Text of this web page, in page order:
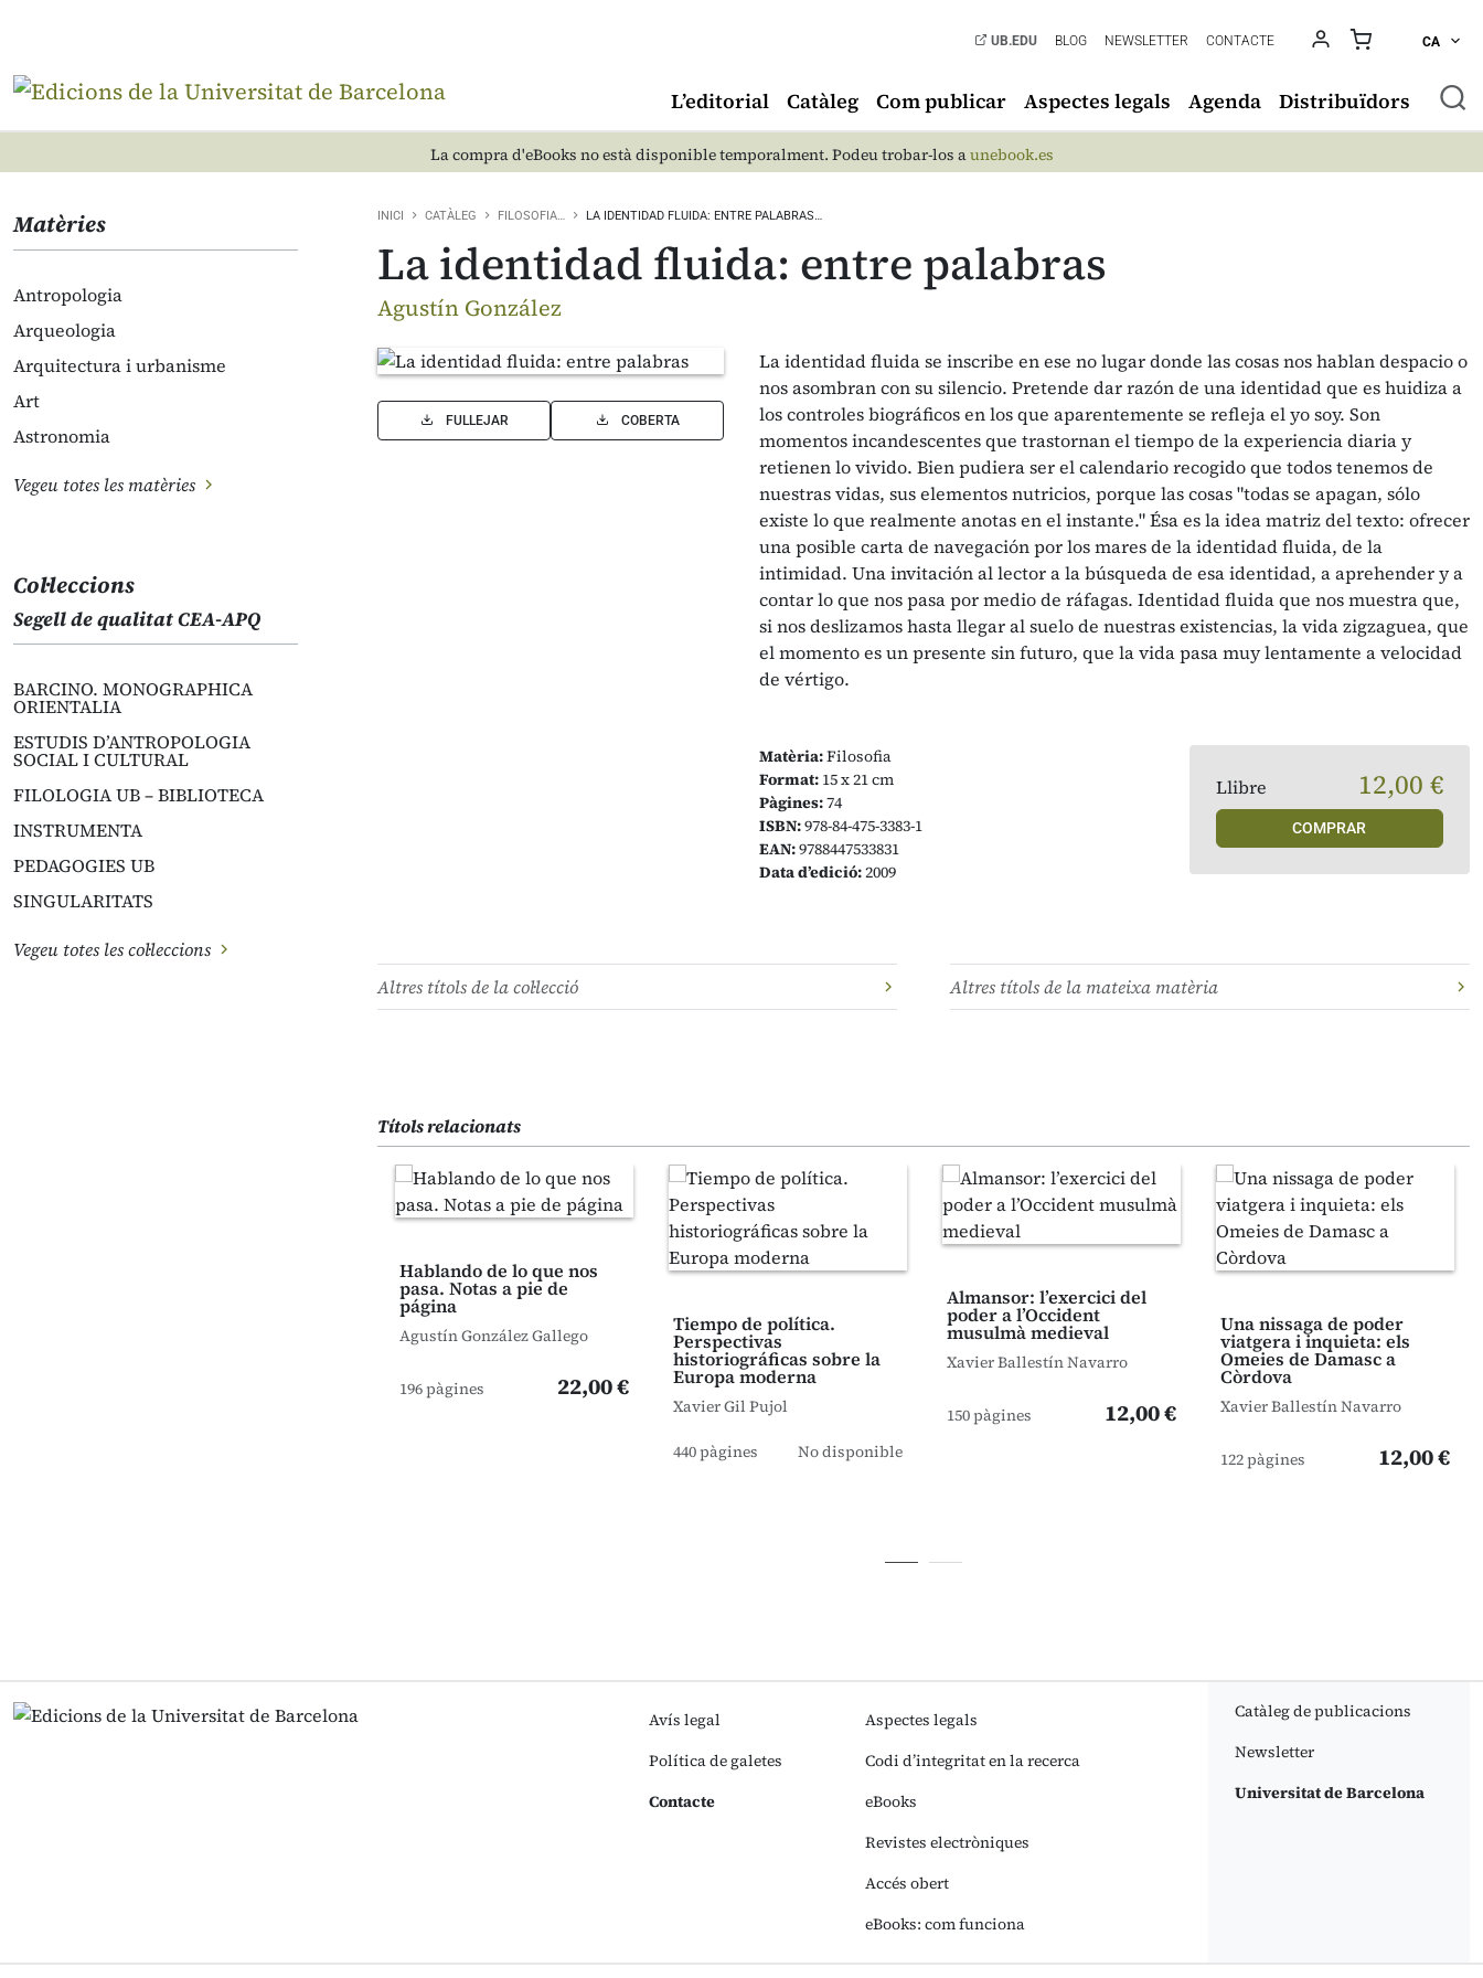
UB.EDU BLOG NEWSLETTER CONTACTE CA
L’editorial Catàleg Com publicar Aspectes legals Agenda Distribuïdors
La compra d'eBooks no està disponible temporalment. Podeu trobar-los aunebook.es
Matèries
Antropologia
Arqueologia
Arquitectura i urbanisme
Art
Astronomia
Vegeu totes les matèries
Col·leccions
Segell de qualitat CEA-APQ
BARCINO. MONOGRAPHICA
ORIENTALIA
ESTUDIS D’ANTROPOLOGIA
SOCIAL I CULTURAL
FILOLOGIA UB – BIBLIOTECA
INSTRUMENTA
PEDAGOGIES UB
SINGULARITATS
Vegeu totes les col·leccions
INICI CATÀLEG FILOSOFIA… LA IDENTIDAD FLUIDA: ENTRE PALABRAS…
La identidad fluida: entre palabras
Agustín González
FULLEJAR COBERTA
La identidad fluida se inscribe en ese no lugar donde las cosas nos hablan despacio o
nos asombran con su silencio. Pretende dar razón de una identidad que es huidiza a
los controles biográficos en los que aparentemente se refleja el yo soy. Son
momentos incandescentes que trastornan el tiempo de la experiencia diaria y
retienen lo vivido. Bien pudiera ser el calendario recogido que todos tenemos de
nuestras vidas, sus elementos nutricios, porque las cosas "todas se apagan, sólo
existe lo que realmente anotas en el instante." Ésa es la idea matriz del texto: ofrecer
una posible carta de navegación por los mares de la identidad fluida, de la
intimidad. Una invitación al lector a la búsqueda de esa identidad, a aprehender y a
contar lo que nos pasa por medio de ráfagas. Identidad fluida que nos muestra que,
si nos deslizamos hasta llegar al suelo de nuestras existencias, la vida zigzaguea, que
el momento es un presente sin futuro, que la vida pasa muy lentamente a velocidad
de vértigo.
Matèria:Filosofia
Format: 15 x 21 cm
Pàgines:74
ISBN:978-84-475-3383-1
EAN:9788447533831
Data d’edició:2009
Llibre 12,00 €
COMPRAR
Altres títols de la col·lecció Altres títols de la mateixa matèria
Títols relacionats
Hablando de lo que nos
pasa. Notas a pie de
página
Agustín González Gallego
196 pàgines 22,00 €
Tiempo de política.
Perspectivas
historiográficas sobre la
Europa moderna
Xavier Gil Pujol
440 pàgines No disponible
Almansor: l’exercici del
poder a l’Occident
musulmà medieval
Xavier Ballestín Navarro
150 pàgines 12,00 €
Una nissaga de poder
viatgera i inquieta: els
Omeies de Damasc a
Còrdova
Xavier Ballestín Navarro
122 pàgines 12,00 €
Avís legal
Política de galetes
Contacte
Aspectes legals
Codi d’integritat en la recerca
eBooks
Revistes electròniques
Accés obert
eBooks: com funciona
Catàleg de publicacions
Newsletter
Universitat de Barcelona